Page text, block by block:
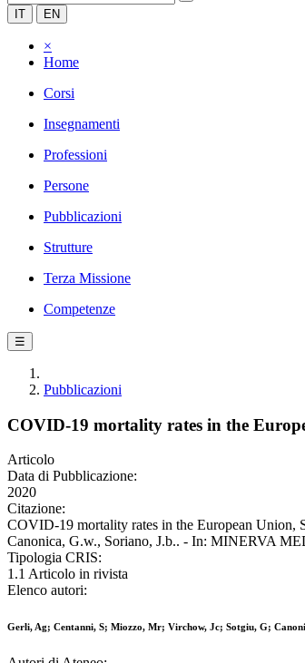
IT EN
×
Home
Corsi
Insegnamenti
Professioni
Persone
Pubblicazioni
Strutture
Terza Missione
Competenze
☰
Pubblicazioni
COVID-19 mortality rates in the
Articolo
Data di Pubblicazione:
2020
Citazione:
COVID-19 mortality rates in the European Union,
Canonica, G.w., Soriano, J.b.. - In: MINERVA
Tipologia CRIS:
1.1 Articolo in rivista
Elenco autori:
Gerli, Ag; Centanni, S; Miozzo, Mr; Virchow, Jc; Sotgiu, G;